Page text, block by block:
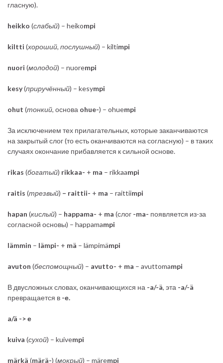
гласную).
heikko (слабый) – heikompi
kiltti (хороший, послушный) – kiltimpi
nuori (молодой) – nuorempi
kesy(приручённый) – kesympi
ohut (тонкий, основа ohue-) – ohuempi
За исключением тех прилагательных, которые заканчиваются
на закрытый слог (то есть оканчиваются на согласную) – в таких
случаях окончание прибавляется к сильной основе.
rikas (богатый) rikkaa- + ma – rikkaampi
raitis (трезвый) – raittii- + ma – raittiimpi
hapan (кислый) – happama- + ma (слог -ma- появляется из-за
согласной основы) – happamampi
lämmin – lämpi- + mä – lämpimämpi
avuton (беспомощный) – avutto- + ma – avuttomampi
В двусложных словах, оканчивающихся на -a/-ä, эта -a/-ä
превращается в -е.
a/ä -> е
kuiva (сухой) – kuivempi
märkä (märä-) (мокрый) – märempi